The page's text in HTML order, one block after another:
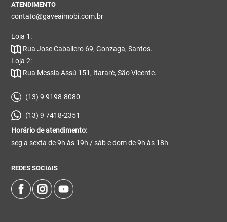
ATENDIMENTO
contato@gaveaimobi.com.br
Loja 1:
Rua Jose Caballero 69, Gonzaga, Santos.
Loja 2:
Rua Messia Assú 151, Itararé, São Vicente.
(13) 9 9198-8080
(13) 9 7418-2351
Horário de atendimento:
seg a sexta de 9h às 19h / sáb e dom de 9h às 18h
REDES SOCIAIS